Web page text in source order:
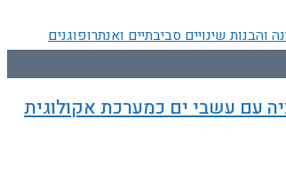
החיים באסוסיאציה עם עשבי ים כמערכת אקולוגית